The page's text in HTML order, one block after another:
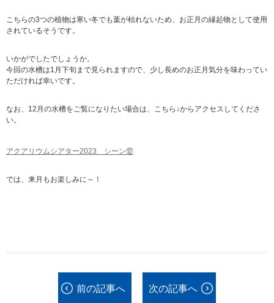
こちらの3つの植物は寒い冬でも葉が枯れないため、お正月の縁起物として使用
されているそうです。
いかがでしたでしょうか。
今回の水槽は1月下旬まで見られますので、少し長めのお正月気分を味わってい
ただければ幸いです。
なお、12月の水槽をご覧になりたい場合は、こちら↓からアクセスしてくださ
い。
アクアリウムシアター2023 シーン⑫
では、来月もお楽しみに～！
前の記事へ 次の記事へ